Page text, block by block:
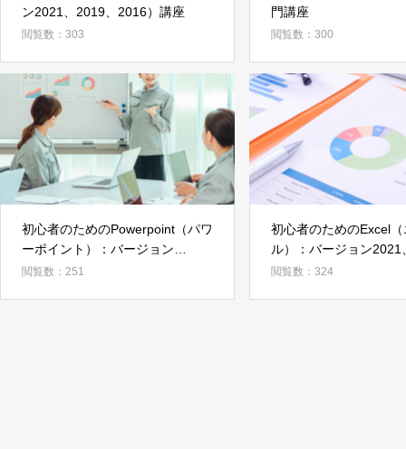
ン2021、2019、2016）講座
閲覧数：303
門講座
閲覧数：300
初心者のためのPowerpoint（パワ
ーポイント）：バージョン
2021、2019、2016
閲覧数：251
初心者のためのExcel
ル）：バージョン2021
2016
閲覧数：324